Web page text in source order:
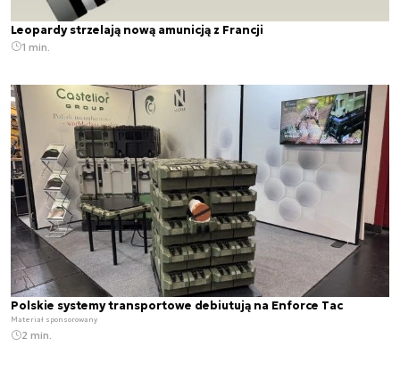
Leopardy strzelają nową amunicją z Francji
1 min.
Polskie systemy transportowe debiutują na Enforce Tac
Materiał sponsorowany
2 min.